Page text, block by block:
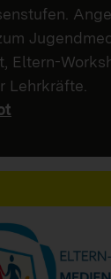
Eltern-
Lehrkräfte.